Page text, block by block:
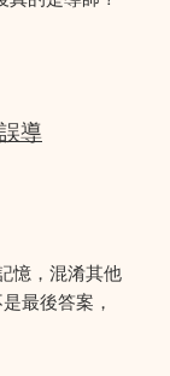
導
憶，混淆其他
最後答案，